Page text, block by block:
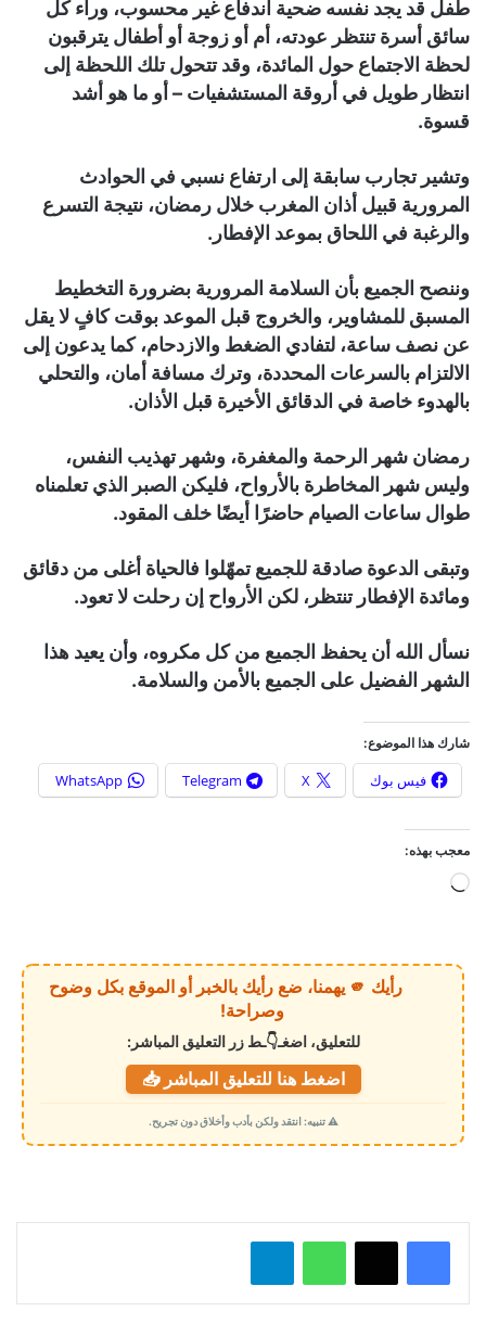
طفل قد يجد نفسه ضحية اندفاع غير محسوب، وراء كل
سائق أسرة تنتظر عودته، أم أو زوجة أو أطفال يترقبون
لحظة الاجتماع حول المائدة، وقد تتحول تلك اللحظة إلى
انتظار طويل في أروقة المستشفيات – أو ما هو أشد
قسوة.
وتشير تجارب سابقة إلى ارتفاع نسبي في الحوادث
المرورية قبيل أذان المغرب خلال رمضان، نتيجة التسرع
والرغبة في اللحاق بموعد الإفطار.
وننصح الجميع بأن السلامة المرورية بضرورة التخطيط
المسبق للمشاوير، والخروج قبل الموعد بوقت كافٍ لا يقل
عن نصف ساعة، لتفادي الضغط والازدحام، كما يدعون إلى
الالتزام بالسرعات المحددة، وترك مسافة أمان، والتحلي
بالهدوء خاصة في الدقائق الأخيرة قبل الأذان.
رمضان شهر الرحمة والمغفرة، وشهر تهذيب النفس،
وليس شهر المخاطرة بالأرواح، فليكن الصبر الذي تعلمناه
طوال ساعات الصيام حاضرًا أيضًا خلف المقود.
وتبقى الدعوة صادقة للجميع تمهّلوا فالحياة أغلى من دقائق
ومائدة الإفطار تنتظر، لكن الأرواح إن رحلت لا تعود.
نسأل الله أن يحفظ الجميع من كل مكروه، وأن يعيد هذا
الشهر الفضيل على الجميع بالأمن والسلامة.
شارك هذا الموضوع:
فيس بوك X
Telegram
WhatsApp
معجب بهذه:
ي
م
ي
رأيك 🫵 يهمنا، ضع رأيك بالخبر أو الموقع بكل وضوح
وصراحة!
للتعليق، اضغـ👇ـط زر التعليق المباشر:
اضغط هنا للتعليق المباشر 📥
⚠️ تنبيه: انتقد ولكن بأدب وأخلاق دون تجريح.
واتساب